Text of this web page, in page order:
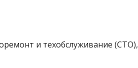
и техобслуживание (СТО),